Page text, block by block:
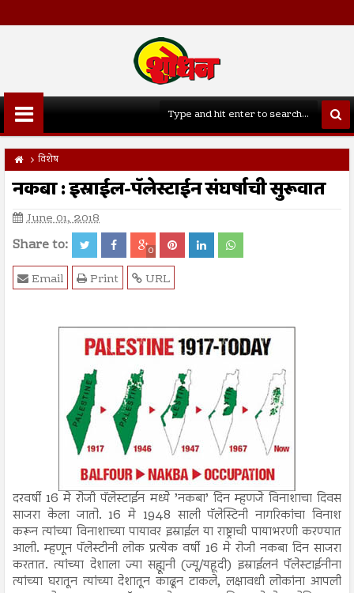
विशेष
नकबा : इस्राईल-पॅलेस्टाईन संघर्षाची सुरूवात
June 01, 2018
Share to: 0
URL
Print
Email
दरवर्षी 16 मे रोजी पॅलेस्टाईन मध्ये ’नकबा’ दिन म्हणजे विनाशाचा दिवस
साजरा केला जातो. 16 मे 1948 साली पॅलेस्टिनी नागरिकांचा विनाश
करून त्यांच्या विनाशाच्या पायावर इस्राईल या राष्ट्राची पायाभरणी करण्यात
आली. म्हणून पॅलेस्टीनी लोक प्रत्येक वर्षी 16 मे रोजी नकबा दिन साजरा
करतात. त्यांच्या देशाला ज्या सह्यूनी (ज्यू/यहूदी) इस्राईलनं पॅलेस्टाईनीना
त्यांच्या घरातून त्यांच्या देशातून काढून टाकले, लक्षावधी लोकांना आपली